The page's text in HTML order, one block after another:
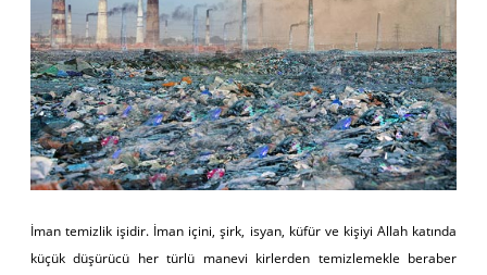
İman temizlik işidir. İman içini, şirk, isyan, küfür ve kişiyi Allah katında
küçük düşürücü her türlü manevi kirlerden temizlemekle beraber